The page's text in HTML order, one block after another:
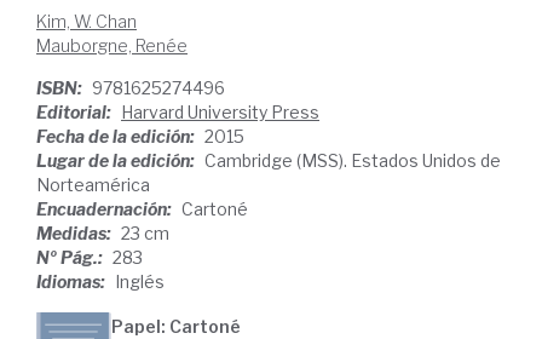
Kim, W. Chan
Mauborgne, Renée
ISBN: 9781625274496
Editorial: Harvard University Press
Fecha de la edición: 2015
Lugar de la edición: Cambridge (MSS). Estados Unidos de
Norteamérica
Encuadernación: Cartoné
Medidas: 23 cm
Nº Pág.: 283
Idiomas: Inglés
Papel: Cartoné